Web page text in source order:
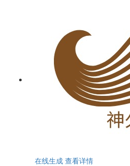
在线生成 查看详情